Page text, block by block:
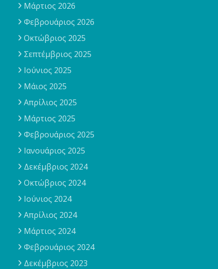
Μάρτιος 2026
Φεβρουάριος 2026
Οκτώβριος 2025
Σεπτέμβριος 2025
Ιούνιος 2025
Μάιος 2025
Απρίλιος 2025
Μάρτιος 2025
Φεβρουάριος 2025
Ιανουάριος 2025
Δεκέμβριος 2024
Οκτώβριος 2024
Ιούνιος 2024
Απρίλιος 2024
Μάρτιος 2024
Φεβρουάριος 2024
Δεκέμβριος 2023